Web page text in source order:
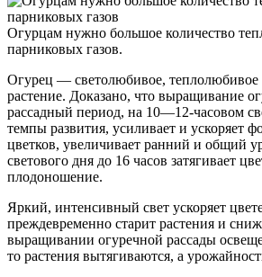
Огурцам нужно большое количество
парниковых газов.
Огурец — светолюбивое, теплолюбивое
растение. Доказано, что выращивание
рассадный период, на 10—12-часовом
темпы развития, усиливает и ускоряет
цветков, увеличивает ранний и общий
светового дня до 16 часов затягивает
плодоношение.
Яркий, интенсивный свет ускоряет
преждевременно старит растения и
выращивании огуречной рассады
то растения вытягиваются, а